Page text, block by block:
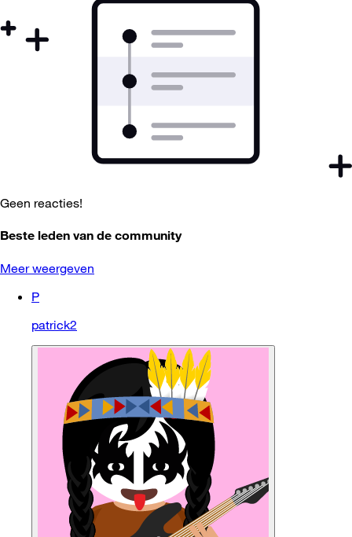
Geen reacties!
Beste leden van de community
Meer weergeven
P
patrick2